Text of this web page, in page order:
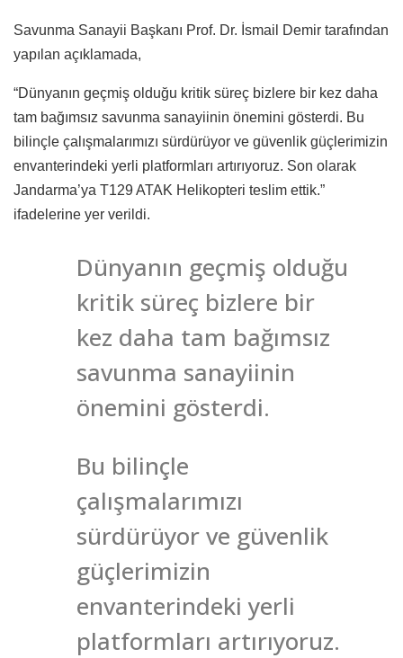
Savunma Sanayii Başkanı Prof. Dr. İsmail Demir tarafından
yapılan açıklamada,
“Dünyanın geçmiş olduğu kritik süreç bizlere bir kez daha
tam bağımsız savunma sanayiinin önemini gösterdi. Bu
bilinçle çalışmalarımızı sürdürüyor ve güvenlik güçlerimizin
envanterindeki yerli platformları artırıyoruz. Son olarak
Jandarma’ya T129 ATAK Helikopteri teslim ettik.”
ifadelerine yer verildi.
Dünyanın geçmiş olduğu
kritik süreç bizlere bir
kez daha tam bağımsız
savunma sanayiinin
önemini gösterdi.
Bu bilinçle
çalışmalarımızı
sürdürüyor ve güvenlik
güçlerimizin
envanterindeki yerli
platformları artırıyoruz.